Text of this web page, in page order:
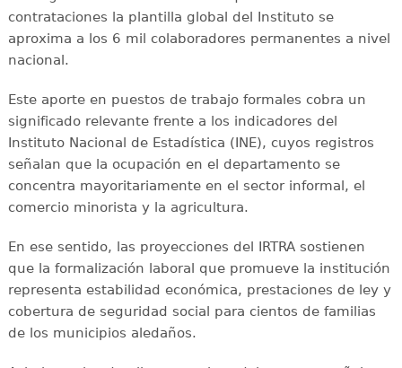
contrataciones la plantilla global del Instituto se
aproxima a los 6 mil colaboradores permanentes a nivel
nacional.
Este aporte en puestos de trabajo formales cobra un
significado relevante frente a los indicadores del
Instituto Nacional de Estadística (INE), cuyos registros
señalan que la ocupación en el departamento se
concentra mayoritariamente en el sector informal, el
comercio minorista y la agricultura.
En ese sentido, las proyecciones del IRTRA sostienen
que la formalización laboral que promueve la institución
representa estabilidad económica, prestaciones de ley y
cobertura de seguridad social para cientos de familias
de los municipios aledaños.